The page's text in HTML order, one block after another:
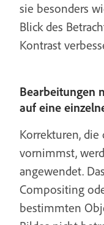
sie besonders
Blick des
Kontrast
Bearbeitungen
auf eine
Korrekturen,
vornimmst,
angewendet.
Compositing
bestimmten